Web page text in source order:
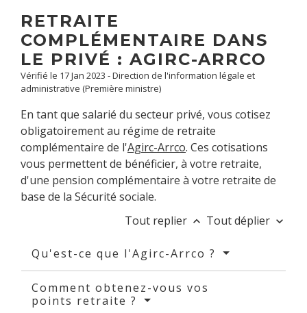
RETRAITE
COMPLÉMENTAIRE DANS
LE PRIVÉ : AGIRC-ARRCO
Vérifié le 17 Jan 2023 - Direction de l'information légale et
administrative (Première ministre)
En tant que salarié du secteur privé, vous cotisez
obligatoirement au régime de retraite
complémentaire de l'Agirc-Arrco. Ces cotisations
vous permettent de bénéficier, à votre retraite,
d'une pension complémentaire à votre retraite de
base de la Sécurité sociale.
Tout replier keyboard_arrow_up Tout déplier keyboard_arrow_down
Qu'est-ce que l'Agirc-Arrco ?
Comment obtenez-vous vos
points retraite ?